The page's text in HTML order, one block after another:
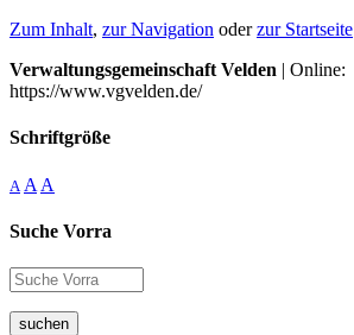
Zum Inhalt, zur Navigation oderzur Startseite
Verwaltungsgemeinschaft Velden | Online:
https://www.vgvelden.de/
Schriftgröße
A A A
Suche Vorra
suchen